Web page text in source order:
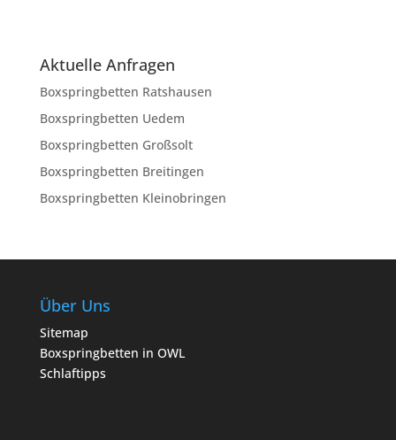
Aktuelle Anfragen
Boxspringbetten Ratshausen
Boxspringbetten Uedem
Boxspringbetten Großsolt
Boxspringbetten Breitingen
Boxspringbetten Kleinobringen
Über Uns
Sitemap
Boxspringbetten in OWL
Schlaftipps